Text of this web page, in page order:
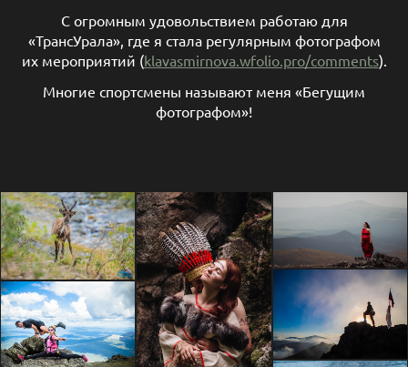
С огромным удовольствием работаю для
«ТрансУрала», где я стала регулярным фотографом
их мероприятий (klavasmirnova.wfolio.pro/comments).
Многие спортсмены называют меня «Бегущим
фотографом»!